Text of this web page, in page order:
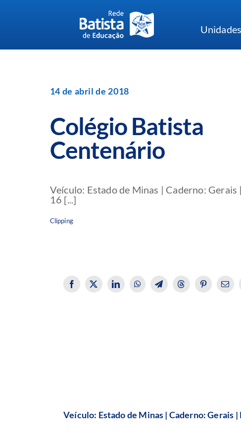
14 de abril de 2018
Colégio Batista
Centenário
Veículo: Estado de Minas | Caderno: Gerais
16 [...]
Clipping
Veículo: Estado de Minas | Caderno: Gerais